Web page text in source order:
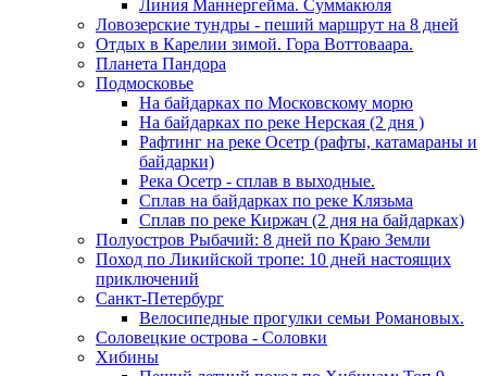
Линия Маннергейма. Суммакюля
Ловозерские тундры - пеший маршрут на 8 дней
Отдых в Карелии зимой. Гора Воттоваара.
Планета Пандора
Подмосковье
На байдарках по Московскому морю
На байдарках по реке Нерская (2 дня )
Рафтинг на реке Осетр (рафты, катамараны и
байдарки)
Река Осетр - сплав в выходные.
Сплав на байдарках по реке Клязьма
Сплав по реке Киржач (2 дня на байдарках)
Полуостров Рыбачий: 8 дней по Краю Земли
Поход по Ликийской тропе: 10 дней настоящих
приключений
Санкт-Петербург
Велосипедные прогулки семьи Романовых.
Соловецкие острова - Соловки
Хибины